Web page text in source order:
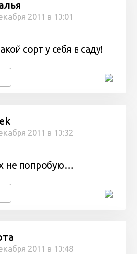
2011 в 10:01
сорт у себя в саду!
2011 в 10:32
не попробую…
2011 в 10:48